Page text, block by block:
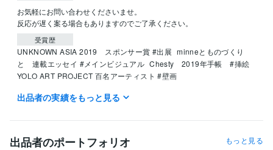
お気軽にお問い合わせくださいませ。
反応が遅く案る場合もありますのでご了承ください。
受賞歴
UNKNOWN ASIA 2019　スポンサー賞 #出展 minneとものづくり
と　連載エッセイ #メインビジュアル Chesty　2019年手帳　#挿絵
YOLO ART PROJECT ‪百名アーティスト #壁画
得意分野
コスメ スパ 美容 化粧品 エステ ヨガ スキンケア
ボディケア
出品者の実績をもっと見る
出品者のポートフォリオ もっと見る